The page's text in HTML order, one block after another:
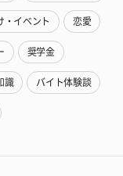
・イベント 恋愛
奨学金
識 バイト体験談